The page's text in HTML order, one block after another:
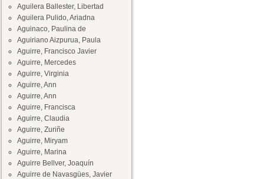
Aguilera Ballester, Libertad
Aguilera Pulido, Ariadna
Aguinaco, Paulina de
Aguiriano Aizpurua, Paula
Aguirre, Francisco Javier
Aguirre, Mercedes
Aguirre, Virginia
Aguirre, Ann
Aguirre, Ann
Aguirre, Francisca
Aguirre, Claudia
Aguirre, Zuriñe
Aguirre, Miryam
Aguirre, Marina
Aguirre Bellver, Joaquín
Aguirre de Navasgües, Javier